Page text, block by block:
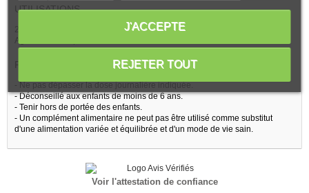
UTILISATIONS
20 gouttes, matin, midi et soir, diluées dans un peu d'eau.
PRÉCAUTIONS
- Ne pas dépasser la dose journalière indiquée.
- Déconseillé aux enfants de moins de 6 ans.
- Tenir hors de portée des enfants.
- Un complément alimentaire ne peut pas être utilisé comme substitut
d'une alimentation variée et équilibrée et d'un mode de vie sain.
Voir l'attestation de confiance
REJETER TOUT
J'ACCEPTE